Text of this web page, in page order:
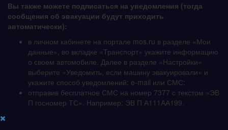
Вы также можете подписаться на уведомления (тогда
сообщения об эвакуации будут приходить
автоматически):
в личном кабинете на портале mos.ru в разделе «Мои
данные», во вкладке «Транспорт» укажите информацию
о своем автомобиле. Далее в разделе «Настройки»
выберите «Уведомить, если машину эвакуировали» и
укажите способ уведомлений: e-mail или СМС;
отправив бесплатное СМС на номер 7377 с текстом «ЭВ
П госномер ТС». Например: ЭВ П А111АА199.